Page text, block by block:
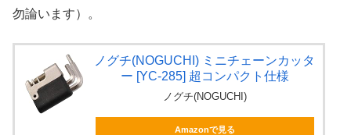
勿論います）。
ノグチ(NOGUCHI) ミニチェーンカッタ
ー [YC-285] 超コンパクト仕様
ノグチ(NOGUCHI)
Amazonで見る